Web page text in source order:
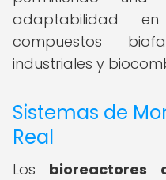
adaptabilidad
compuestos
industriales y
Sistemas de
Real
Los bioreactores